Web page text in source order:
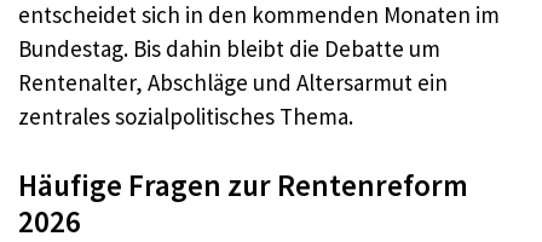
entscheidet sich in den kommenden Monaten im
Bundestag. Bis dahin bleibt die Debatte um
Rentenalter, Abschläge und Altersarmut ein
zentrales sozialpolitisches Thema.
Häufige Fragen zur Rentenreform
2026